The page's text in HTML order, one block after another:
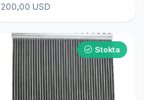
200,00 USD
Stokta